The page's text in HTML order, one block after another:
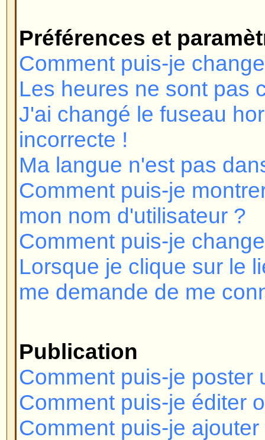
Ma langue n'est pas dans la liste
Comment puis-je montrer une
mon nom d'utilisateur ?
Comment puis-je changer mon
Lorsque je clique sur le lien e-
me demande de me connecter !
Publication
Comment puis-je poster un
Comment puis-je éditer ou
Comment puis-je ajouter une
message ?
Comment puis-je créer un
Comment puis-je éditer ou
Pourquoi ne puis-je pas
Mise en forme et Types de
Qu'est-ce que le BBCode ?
Puis-je utiliser le HTML?
Que sont les Smilies ?